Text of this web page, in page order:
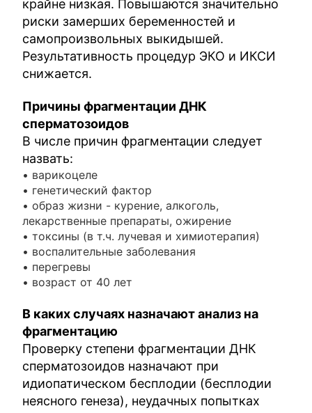
крайне низкая. Повышаются значительно
риски замерших беременностей и
самопроизвольных выкидышей.
Результативность процедур ЭКО и ИКСИ
снижается.
Причины фрагментации ДНК
сперматозоидов
В числе причин фрагментации следует
назвать:
• варикоцеле
• генетический фактор
• образ жизни - курение, алкоголь,
лекарственные препараты, ожирение
• токсины (в т.ч. лучевая и химиотерапия)
• воспалительные заболевания
• перегревы
• возраст от 40 лет
В каких случаях назначают анализ на
фрагментацию
Проверку степени фрагментации ДНК
сперматозоидов назначают при
идиопатическом бесплодии (бесплодии
неясного генеза), неудачных попытках